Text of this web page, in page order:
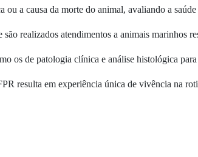
a causa da morte do animal, avaliando a
realizados atendimentos a animais marinhos
os de patologia clínica e análise histológica
resulta em experiência única de vivência na